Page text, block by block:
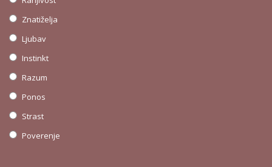
Znatiželja
Ljubav
Instinkt
Razum
Ponos
Strast
Poverenje